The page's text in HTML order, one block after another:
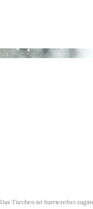
Das Türchen ist barrierefrei